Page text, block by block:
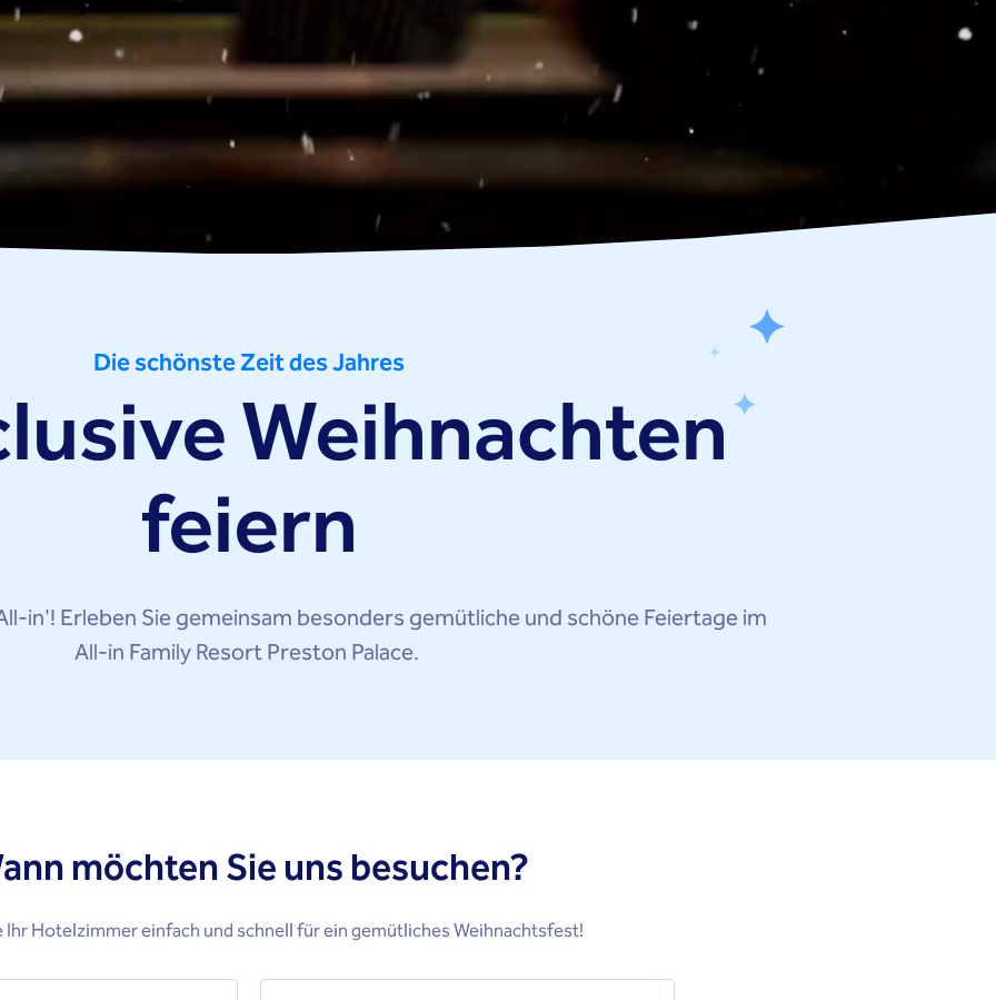
Die schönste Zeit des Jahres
Weihnachten
feiern
in'! Erleben Sie gemeinsam besonders gemütliche und schöne Feiertage im
All-in Family Resort Preston Palace.
möchten Sie uns besuchen?
Ihr Hotelzimmer einfach und schnell für ein gemütliches Weihnachtsfest!